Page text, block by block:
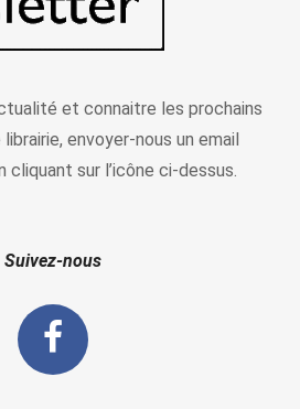
et connaitre les prochains
envoyer-nous un email
sur l’icône ci-dessus.
Suivez-nous